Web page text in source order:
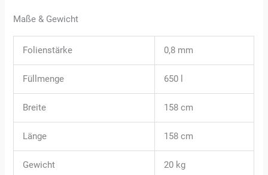
Maße & Gewicht
Folienstärke 0,8 mm
Füllmenge 650 l
Breite 158 cm
Länge 158 cm
Gewicht 20 kg